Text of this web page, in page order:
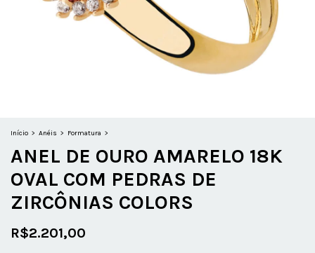
Início > Anéis > Formatura >
ANEL DE OURO AMARELO 18K
OVAL COM PEDRAS DE
ZIRCÔNIAS COLORS
R$2.201,00